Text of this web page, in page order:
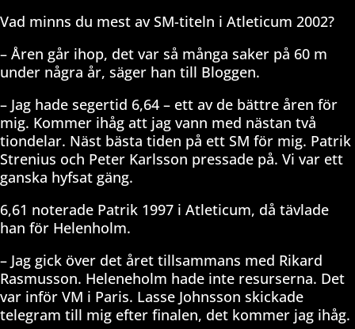
Vad minns du mest av SM-titeln i Atleticum 2002?
– Åren går ihop, det var så många saker på 60 m
under några år, säger han till Bloggen.
– Jag hade segertid 6,64 – ett av de bättre åren för
mig. Kommer ihåg att jag vann med nästan två
tiondelar. Näst bästa tiden på ett SM för mig. Patrik
Strenius och Peter Karlsson pressade på. Vi var ett
ganska hyfsat gäng.
6,61 noterade Patrik 1997 i Atleticum, då tävlade
han för Helenholm.
– Jag gick över det året tillsammans med Rikard
Rasmusson. Heleneholm hade inte resurserna. Det
var inför VM i Paris. Lasse Johnsson skickade
telegram till mig efter finalen, det kommer jag ihåg.